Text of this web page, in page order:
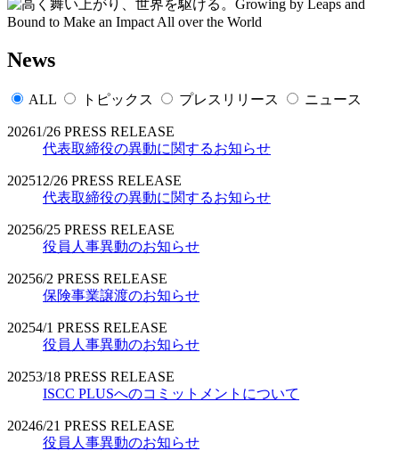
News
ALL トピックス プレスリリース ニュース
20261/26 PRESS RELEASE
代表取締役の異動に関するお知らせ
202512/26 PRESS RELEASE
代表取締役の異動に関するお知らせ
20256/25 PRESS RELEASE
役員人事異動のお知らせ
20256/2 PRESS RELEASE
保険事業譲渡のお知らせ
20254/1 PRESS RELEASE
役員人事異動のお知らせ
20253/18 PRESS RELEASE
ISCC PLUSへのコミットメントについて
20246/21 PRESS RELEASE
役員人事異動のお知らせ